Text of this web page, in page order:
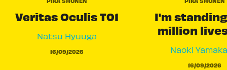
Veritas Oculis T01
Natsu Hyuuga
16/09/2026
I'm
million
Naoki
16/09/2026